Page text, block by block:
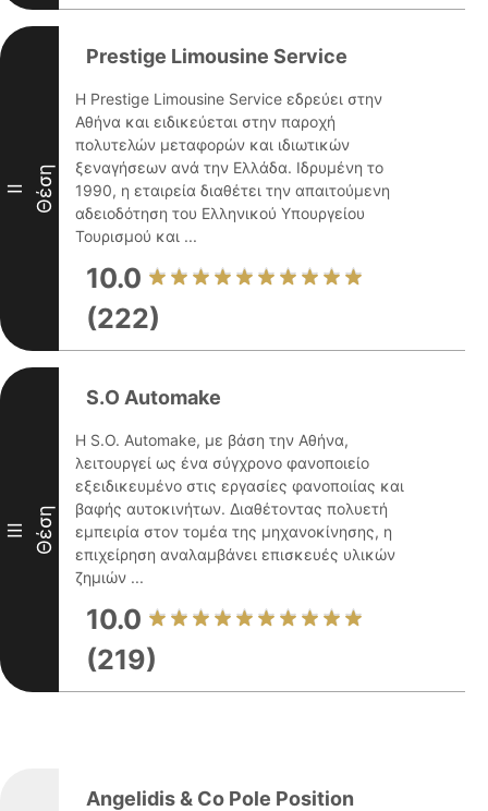
II Θέση
Prestige Limousine Service
Η Prestige Limousine Service εδρεύει στην
Αθήνα και ειδικεύεται στην παροχή
πολυτελών μεταφορών και ιδιωτικών
ξεναγήσεων ανά την Ελλάδα. Ιδρυμένη το
1990, η εταιρεία διαθέτει την απαιτούμενη
αδειοδότηση του Ελληνικού Υπουργείου
Τουρισμού και ...
10.0
(222)
III Θέση
S.O Automake
Η S.O. Automake, με βάση την Αθήνα,
λειτουργεί ως ένα σύγχρονο φανοποιείο
εξειδικευμένο στις εργασίες φανοποιίας και
βαφής αυτοκινήτων. Διαθέτοντας πολυετή
εμπειρία στον τομέα της μηχανοκίνησης, η
επιχείρηση αναλαμβάνει επισκευές υλικών
ζημιών ...
10.0
(219)
Αngelidis & Co Pole Position